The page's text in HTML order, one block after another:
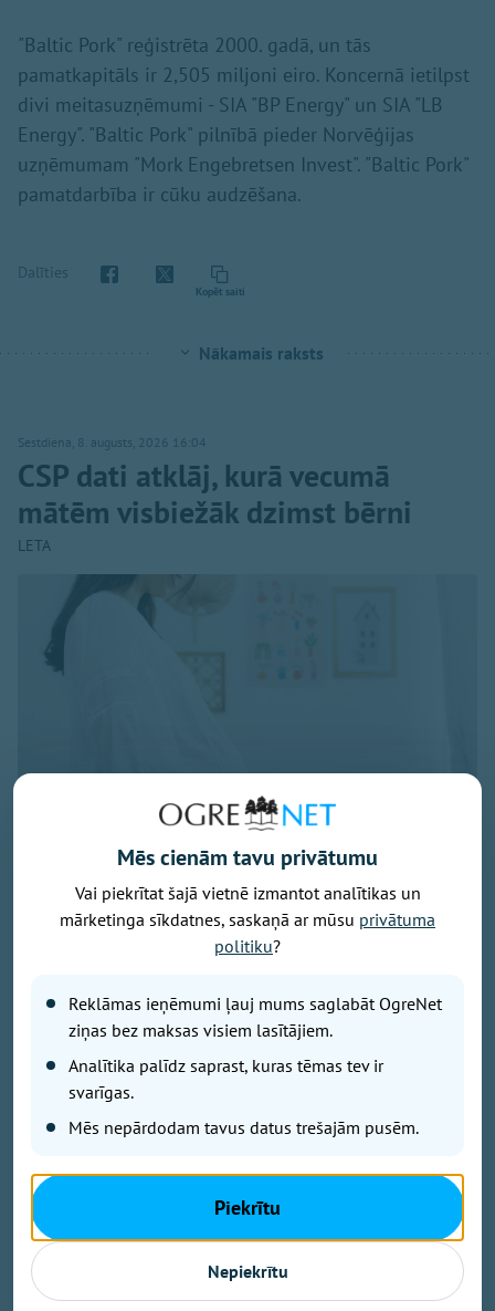
"Baltic Pork" reģistrēta 2000. gadā, un tās
pamatkapitāls ir 2,505 miljoni eiro. Koncernā ietilpst
divi meitasuzņēmumi - SIA "BP Energy" un SIA "LB
Energy". "Baltic Pork" pilnībā pieder Norvēģijas
uzņēmumam "Mork Engebretsen Invest". "Baltic Pork"
pamatdarbība ir cūku audzēšana.
Dalīties
Kopēt saiti
Nākamais raksts
Sestdiena, 8. augusts, 2026 16:04
CSP dati atklāj, kurā vecumā
mātēm visbiežāk dzimst bērni
LETA
Foto: pexels.com
Latvijā turpina pieaugt māšu vidējais vecums bērna
pārvaldes (CSP) dati.
2025. gadā tas sasniedza 30,6 gadus, salīdzinot ar
30,4 gadiem gadu iepriekš un 28,6 gadiem 2010.
gadā.
Visvairāk bērnu joprojām dzimst mātēm vecumā no
30 līdz 34 gadiem. Šajā vecuma grupā reģistrēti 3766
jaundzimušie, kas veido gandrīz trešdaļu no visiem
jaundzimušajiem. Otrā lielākā grupa ir mātes vecumā
no 35 līdz 39 gadiem, kur piedzimuši 2852 bērni,
Mēs cienām tavu privātumu
Vai piekrītat šajā vietnē izmantot analītikas un
mārketinga sīkdatnes, saskaņā ar mūsu privātuma
politiku?
Reklāmas ieņēmumi ļauj mums saglabāt OgreNet
ziņas bez maksas visiem lasītājiem.
Analītika palīdz saprast, kuras tēmas tev ir
svarīgas.
Mēs nepārdodam tavus datus trešajām pusēm.
Piekrītu
Nepiekrītu